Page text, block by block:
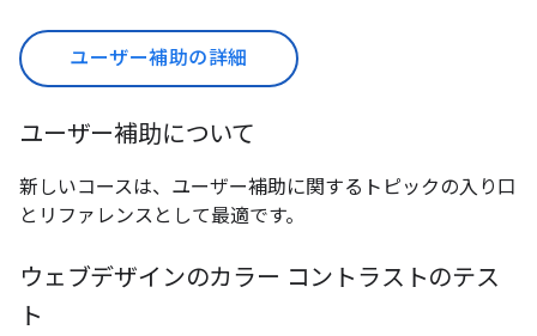
ユーザー補助の詳細
ユーザー補助について
新しいコースは、ユーザー補助に関するトピックの入り口
とリファレンスとして最適です。
ウェブデザインのカラー コントラストのテス
ト